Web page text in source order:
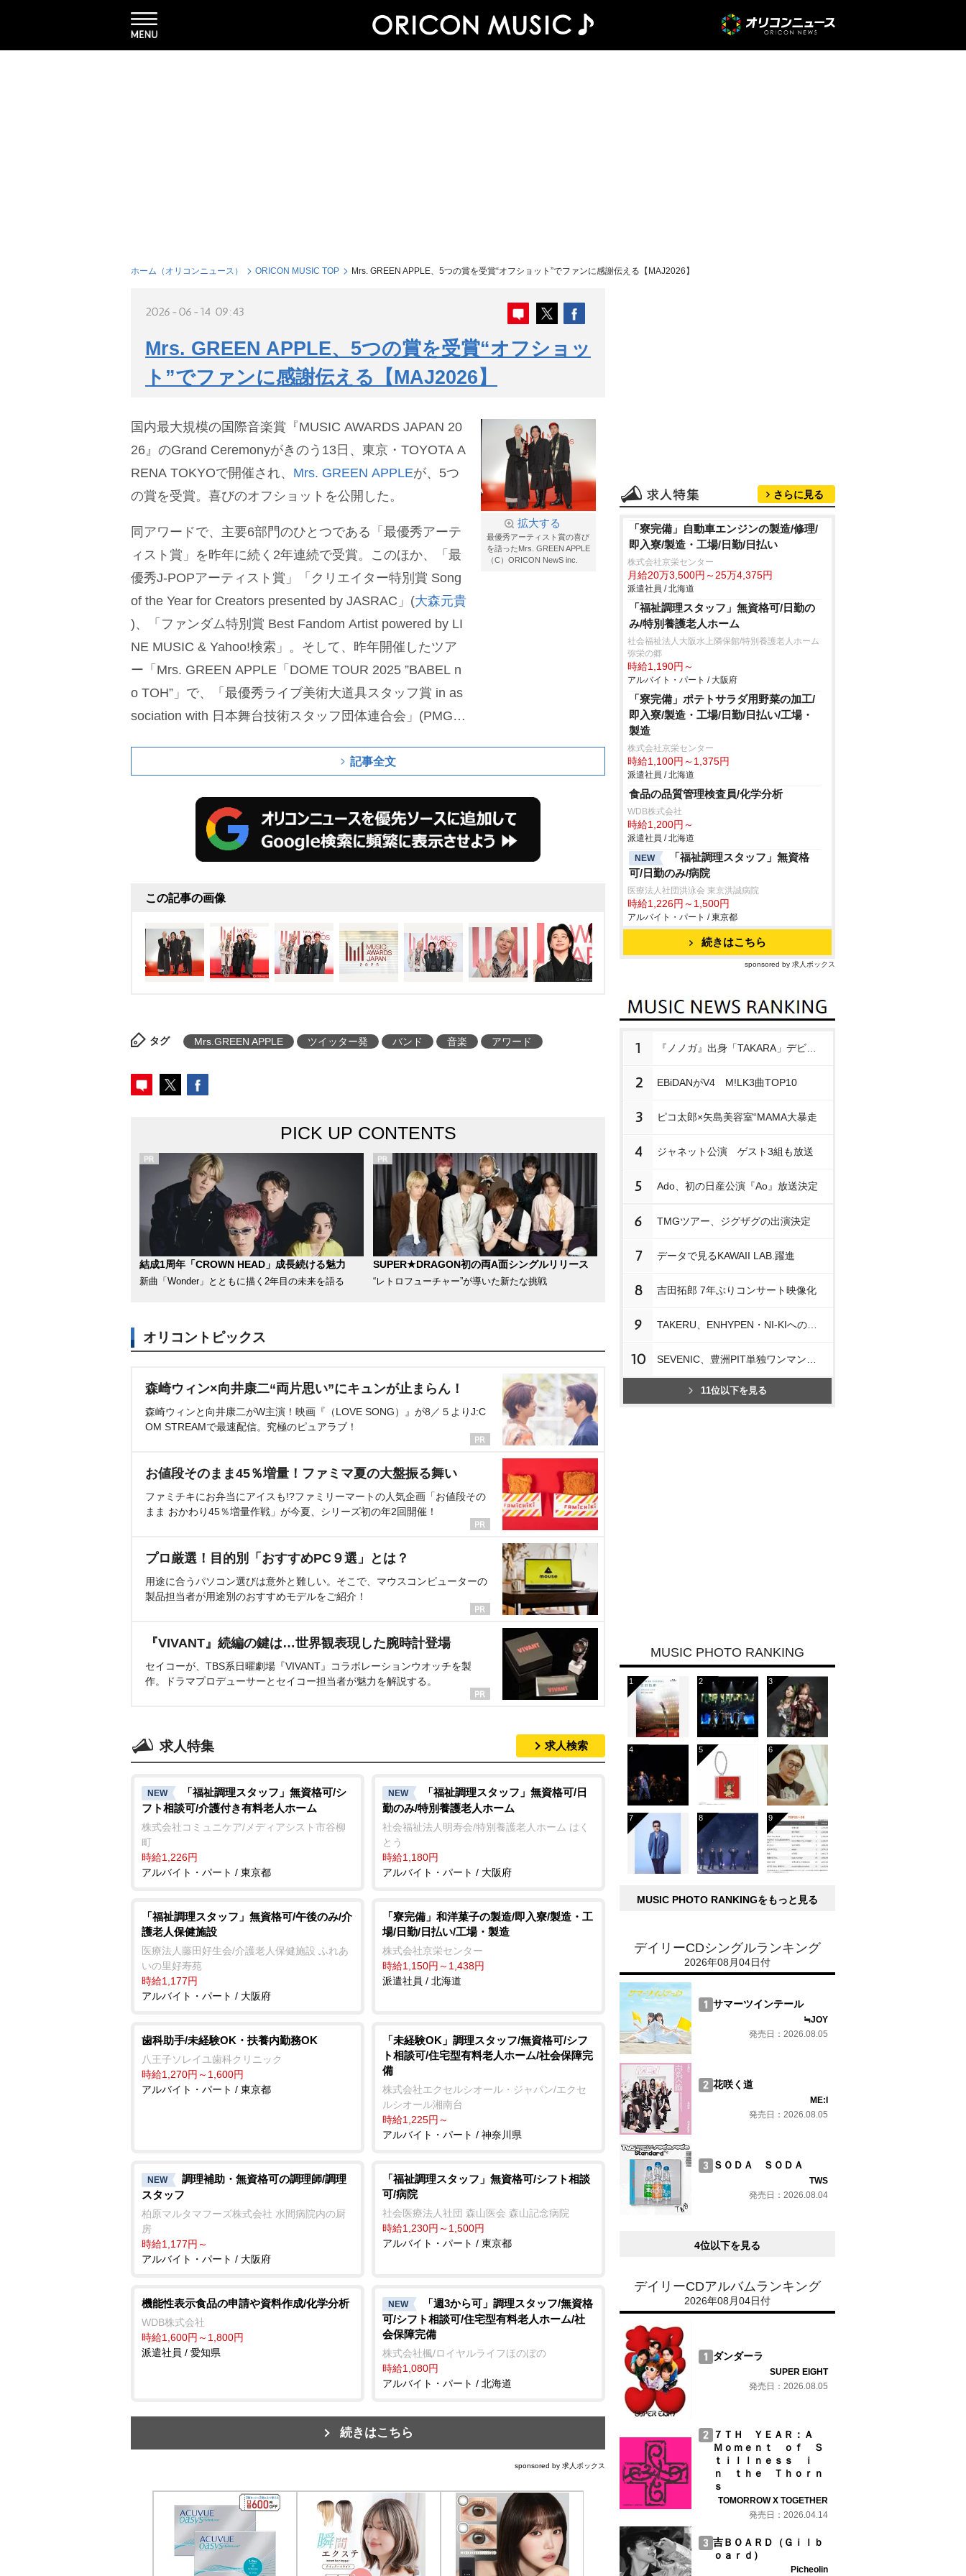
ホーム（オリコンニュース） ORICON MUSIC TOP Mrs. GREEN APPLE、5つの賞を受賞“オフショット”でファンに感謝伝える【MAJ2026】
2026-06-14 09:43
Mrs. GREEN APPLE、5つの賞を受賞“オフショッ
ト”でファンに感謝伝える【MAJ2026】
拡大する
最優秀アーティスト賞の喜び
を語ったMrs. GREEN APPLE
（C）ORICON NewS inc.
国内最大規模の国際音楽賞『MUSIC AWARDS JAPAN 20
26』のGrand Ceremonyがきのう13日、東京・TOYOTA A
RENA TOKYOで開催され、 Mrs. GREEN APPLEが、5つ
の賞を受賞。喜びのオフショットを公開した。
同アワードで、主要6部門のひとつである「最優秀アーテ
ィスト賞」を昨年に続く2年連続で受賞。このほか、「最
優秀J-POPアーティスト賞」「クリエイター特別賞 Song
of the Year for Creators presented by JASRAC」(大森元貴
)、「ファンダム特別賞 Best Fandom Artist powered by LI
NE MUSIC & Yahoo!検索」。そして、昨年開催したツア
ー「Mrs. GREEN APPLE「DOME TOUR 2025 ”BABEL n
o TOH”」で、「最優秀ライブ美術大道具スタッフ賞 in as
sociation with 日本舞台技術スタッフ団体連合会」(PMGA/
記事全文
この記事の画像
タグ Mrs.GREEN APPLE ツイッター発 バンド 音楽 アワード
PICK UP CONTENTS
結成1周年「CROWN HEAD」成長続ける魅力
新曲「Wonder」とともに描く2年目の未来を語る
SUPER★DRAGON初の両A面シングルリリース
“レトロフューチャー”が導いた新たな挑戦
オリコントピックス
森崎ウィン×向井康二“両片思い”にキュンが止まらん！
森崎ウィンと向井康二がW主演！映画『（LOVE SONG）』が8／５よりJ:C
OM STREAMで最速配信。究極のピュアラブ！
お値段そのまま45％増量！ファミマ夏の大盤振る舞い
ファミチキにお弁当にアイスも!?ファミリーマートの人気企画「お値段その
まま おかわり45％増量作戦」が今夏、シリーズ初の年2回開催！
プロ厳選！目的別「おすすめPC９選」とは？
用途に合うパソコン選びは意外と難しい。そこで、マウスコンピューターの
製品担当者が用途別のおすすめモデルをご紹介！
『VIVANT』続編の鍵は…世界観表現した腕時計登場
セイコーが、TBS系日曜劇場『VIVANT』コラボレーションウオッチを製
作。ドラマプロデューサーとセイコー担当者が魅力を解説する。
求人特集 求人検索
NEW
「福祉調理スタッフ」無資格可/シ
フト相談可/介護付き有料老人ホーム
株式会社コミュニケア/メディアシスト市谷柳
町
時給1,226円
アルバイト・パート / 東京都
NEW
「福祉調理スタッフ」無資格可/日
勤のみ/特別養護老人ホーム
社会福祉法人明寿会/特別養護老人ホーム はく
とう
時給1,180円
アルバイト・パート / 大阪府
「福祉調理スタッフ」無資格可/午後のみ/介
護老人保健施設
医療法人藤田好生会/介護老人保健施設 ふれあ
いの里好寿苑
時給1,177円
アルバイト・パート / 大阪府
「寮完備」和洋菓子の製造/即入寮/製造・工
場/日勤/日払い/工場・製造
株式会社京栄センター
時給1,150円～1,438円
派遣社員 / 北海道
歯科助手/未経験OK・扶養内勤務OK
八王子ソレイユ歯科クリニック
時給1,270円～1,600円
アルバイト・パート / 東京都
「未経験OK」調理スタッフ/無資格可/シフ
ト相談可/住宅型有料老人ホーム/社会保障完
備
株式会社エクセルシオール・ジャパン/エクセ
ルシオール湘南台
時給1,225円～
アルバイト・パート / 神奈川県
NEW
調理補助・無資格可の調理師/調理
スタッフ
柏原マルタマフーズ株式会社 水間病院内の厨
房
時給1,177円～
アルバイト・パート / 大阪府
「福祉調理スタッフ」無資格可/シフト相談
可/病院
社会医療法人社団 森山医会 森山記念病院
時給1,230円～1,500円
アルバイト・パート / 東京都
機能性表示食品の申請や資料作成/化学分析
WDB株式会社
時給1,600円～1,800円
派遣社員 / 愛知県
NEW
「週3から可」調理スタッフ/無資格
可/シフト相談可/住宅型有料老人ホーム/社
会保障完備
株式会社楓/ロイヤルライフほのぼの
時給1,080円
アルバイト・パート / 北海道
続きはこちら
sponsored by 求人ボックス
さらに見る
「寮完備」自動車エンジンの製造/修理/
即入寮/製造・工場/日勤/日払い
株式会社京栄センター
月給20万3,500円～25万4,375円
派遣社員 / 北海道
「福祉調理スタッフ」無資格可/日勤の
み/特別養護老人ホーム
社会福祉法人大阪水上隣保館/特別養護老人ホーム
弥栄の郷
時給1,190円～
アルバイト・パート / 大阪府
「寮完備」ポテトサラダ用野菜の加工/
即入寮/製造・工場/日勤/日払い/工場・
製造
株式会社京栄センター
時給1,100円～1,375円
派遣社員 / 北海道
食品の品質管理検査員/化学分析
WDB株式会社
時給1,200円～
派遣社員 / 北海道
NEW
「福祉調理スタッフ」無資格
可/日勤のみ/病院
医療法人社団洪泳会 東京洪誠病院
時給1,226円～1,500円
アルバイト・パート / 東京都
続きはこちら
sponsored by 求人ボックス
1
2 EBiDANがV4 M!LK3曲TOP10
3 ピコ太郎×矢島美容室“MAMA大暴走
4 ジャネット公演 ゲスト3組も放送
5 Ado、初の日産公演『Ao』放送決定
6 TMGツアー、ジグザグの出演決定
7 データで見るKAWAII LAB.躍進
8 吉田拓郎 7年ぶりコンサート映像化
9
10
11位以下を見る
MUSIC PHOTO RANKING
MUSIC PHOTO RANKINGをもっと見る
デイリーCDシングルランキング
2026年08月04日付
サマーツインテール
≒JOY
発売日：2026.08.05
花咲く道
ME:I
発売日：2026.08.05
ＳＯＤＡ ＳＯＤＡ
TWS
発売日：2026.08.04
4位以下を見る
デイリーCDアルバムランキング
2026年08月04日付
ダンダーラ
SUPER EIGHT
発売日：2026.08.05
７ＴＨ ＹＥＡＲ：Ａ
Ｍｏｍｅｎｔ ｏｆ Ｓ
ｔｉｌｌｎｅｓｓ ｉ
ｎ ｔｈｅ Ｔｈｏｒｎ
ｓ
TOMORROW X TOGETHER
発売日：2026.04.14
吉ＢＯＡＲＤ（Ｇｉｌｂ
ｏａｒｄ）
Picheolin